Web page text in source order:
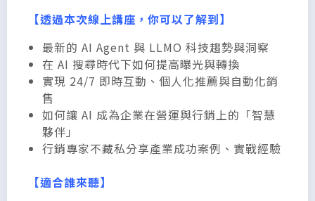
【透過本次線上講座，你可以了解到】
最新的 AI Agent 與 LLMO 科技趨勢與洞察
在 AI 搜尋時代下如何提高曝光與轉換
實現 24/7 即時互動、個人化推薦與自動化銷
售
如何讓 AI 成為企業在營運與行銷上的「智慧
夥伴」
行銷專家不藏私分享產業成功案例、實戰經驗
【適合誰來聽】